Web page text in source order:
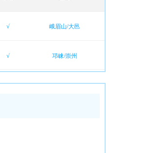
√ 峨眉山/大邑
√ 邛崃/崇州